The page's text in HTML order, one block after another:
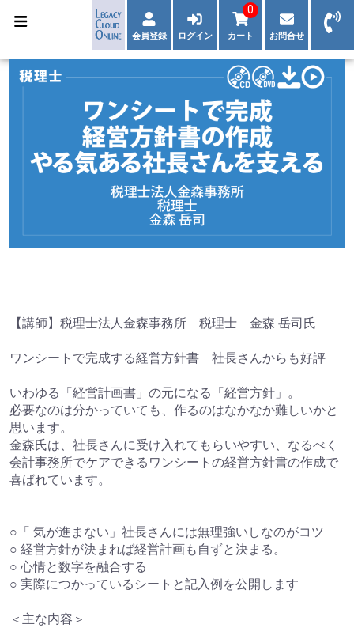
会員登録 ログイン カート
0
お問合せ
【講師】税理士法人金森事務所 税理士 金森 岳司氏
ワンシートで完成する経営方針書 社長さんからも好評
いわゆる「経営計画書」の元になる「経営方針」。
必要なのは分かっていても、作るのはなかなか難しいかと
思います。
金森氏は、社長さんに受け入れてもらいやすい、なるべく
会計事務所でケアできるワンシートの経営方針書の作成で
喜ばれています。
○「 気が進まない」社長さんには無理強いしなのがコツ
○ 経営方針が決まれば経営計画も自ずと決まる。
○ 心情と数字を融合する
○ 実際につかっているシートと記入例を公開します
＜主な内容＞